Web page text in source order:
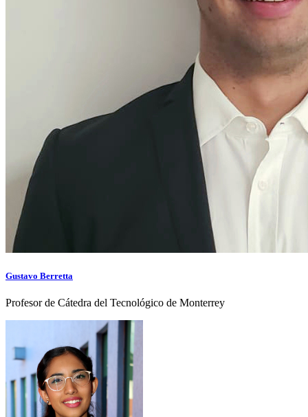
Gustavo Berretta
Profesor de Cátedra del Tecnológico de Monterrey